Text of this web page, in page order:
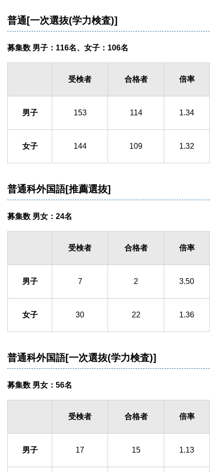
普通[一次選抜(学力検査)]
募集数 男子：116名、女子：106名
受検者 合格者 倍率
男子 153 114 1.34
女子 144 109 1.32
普通科外国語[推薦選抜]
募集数 男女：24名
受検者 合格者 倍率
男子 7 2 3.50
女子 30 22 1.36
普通科外国語[一次選抜(学力検査)]
募集数 男女：56名
受検者 合格者 倍率
男子 17 15 1.13